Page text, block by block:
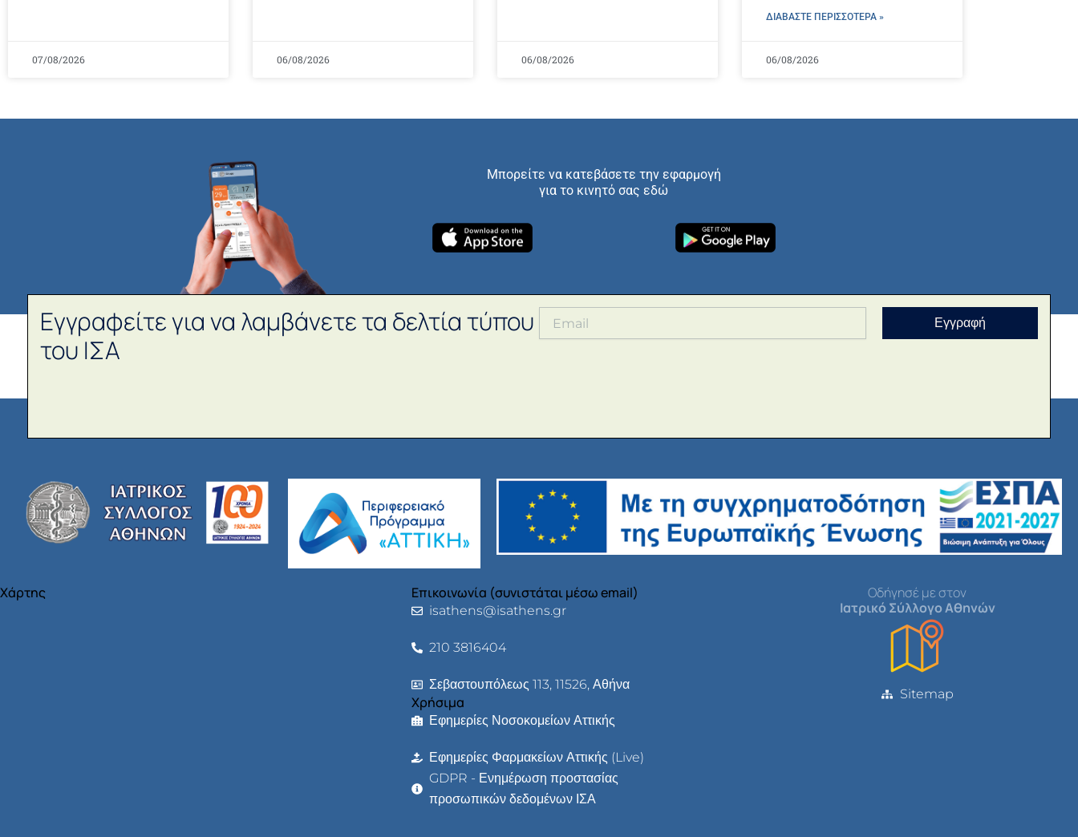
07/08/2026 06/08/2026 06/08/2026
ΔΙΑΒΑΣΤΕ ΠΕΡΙΣΣΌΤΕΡΑ »
06/08/2026
Μπορείτε να κατεβάσετε την εφαρμογή
για το κινητό σας εδώ
Εγγραφείτε για να λαμβάνετε τα δελτία τύπου
του ΙΣΑ
Εγγραφή
Χάρτης Επικοινωνία (συνιστάται μέσω email)
isathens@isathens.gr
210 3816404
Σεβαστουπόλεως 113, 11526, Αθήνα
Χρήσιμα
Εφημερίες Νοσοκομείων Αττικής
Εφημερίες Φαρμακείων Αττικής (Live)
GDPR - Ενημέρωση προστασίας
προσωπικών δεδομένων ΙΣΑ
Οδήγησέ με στον
Ιατρικό Σύλλογο Αθηνών
Sitemap